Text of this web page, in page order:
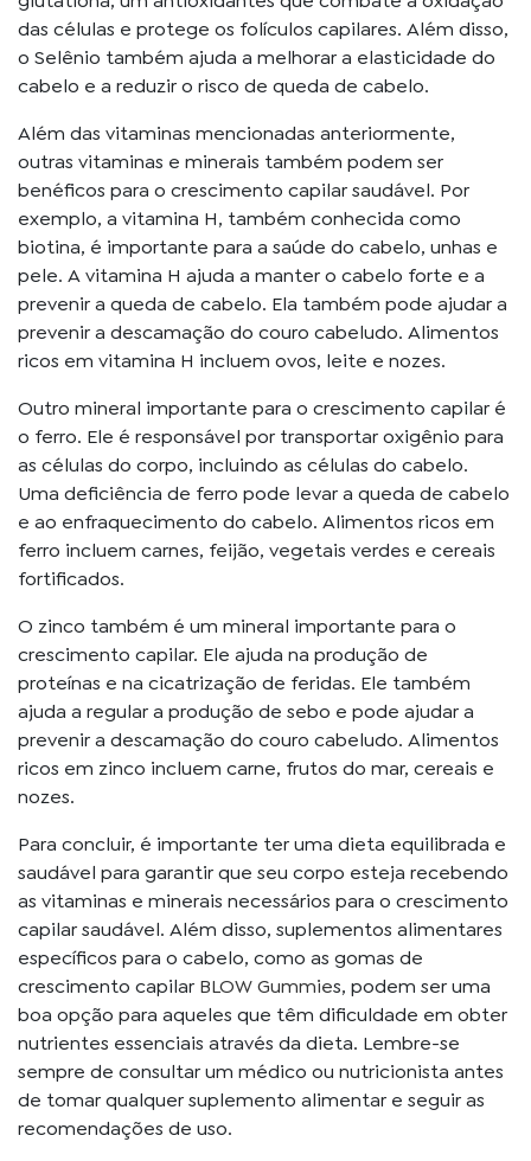
das células e protege os folículos capilares. Além disso,
o Selênio também ajuda a melhorar a elasticidade do
cabelo e a reduzir o risco de queda de cabelo.
Além das vitaminas mencionadas anteriormente,
outras vitaminas e minerais também podem ser
benéficos para o crescimento capilar saudável. Por
exemplo, a vitamina H, também conhecida como
biotina, é importante para a saúde do cabelo, unhas e
pele. A vitamina H ajuda a manter o cabelo forte e a
prevenir a queda de cabelo. Ela também pode ajudar a
prevenir a descamação do couro cabeludo. Alimentos
ricos em vitamina H incluem ovos, leite e nozes.
Outro mineral importante para o crescimento capilar é
o ferro. Ele é responsável por transportar oxigênio para
as células do corpo, incluindo as células do cabelo.
Uma deficiência de ferro pode levar a queda de cabelo
e ao enfraquecimento do cabelo. Alimentos ricos em
ferro incluem carnes, feijão, vegetais verdes e cereais
fortificados.
O zinco também é um mineral importante para o
crescimento capilar. Ele ajuda na produção de
proteínas e na cicatrização de feridas. Ele também
ajuda a regular a produção de sebo e pode ajudar a
prevenir a descamação do couro cabeludo. Alimentos
ricos em zinco incluem carne, frutos do mar, cereais e
nozes.
Para concluir, é importante ter uma dieta equilibrada e
saudável para garantir que seu corpo esteja recebendo
as vitaminas e minerais necessários para o crescimento
capilar saudável. Além disso, suplementos alimentares
específicos para o cabelo, como as gomas de
crescimento capilar BLOW Gummies, podem ser uma
boa opção para aqueles que têm dificuldade em obter
nutrientes essenciais através da dieta. Lembre-se
sempre de consultar um médico ou nutricionista antes
de tomar qualquer suplemento alimentar e seguir as
recomendações de uso.